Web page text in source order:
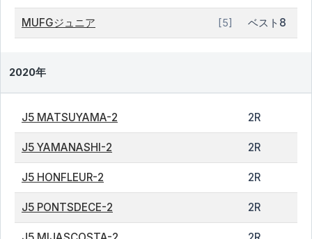
MUFGジュニア [5] ベスト8
2020年
J5 MATSUYAMA-2 2R
J5 YAMANASHI-2 2R
J5 HONFLEUR-2 2R
J5 PONTSDECE-2 2R